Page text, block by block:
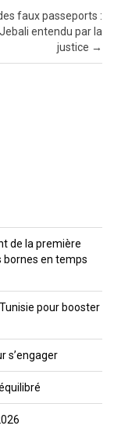
faux passeports :
entendu par la
justice →
de la première
bornes en temps
pour booster
s’engager